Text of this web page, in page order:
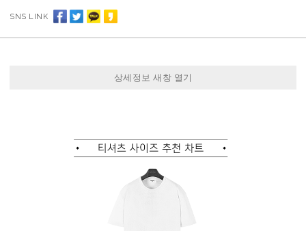
SNS LINK
상세정보 새창 열기